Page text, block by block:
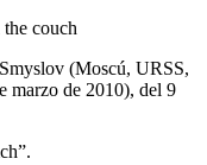
couch
(Moscú, URSS,
marzo de 2010), del 9